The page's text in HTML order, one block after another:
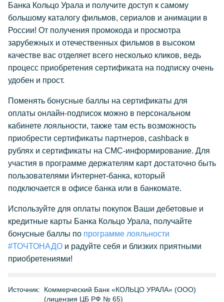
Банка Кольцо Урала и получите доступ к самому
большому каталогу фильмов, сериалов и анимации в
России! От получения промокода и просмотра
зарубежных и отечественных фильмов в высоком
качестве вас отделяет всего несколько кликов, ведь
процесс приобретения сертификата на подписку очень
удобен и прост.
Поменять бонусные баллы на сертификаты для
оплаты онлайн-подписок можно в персональном
кабинете лояльности, также там есть возможность
приобрести сертификаты партнеров, cashback в
рублях и сертификаты на СМС-информирование. Для
участия в программе держателям карт достаточно быть
пользователями Интернет-банка, который
подключается в офисе банка или в банкомате.
Используйте для оплаты покупок Ваши дебетовые и
кредитные карты Банка Кольцо Урала, получайте
бонусные баллы по программе лояльности
#ТОЧТОНАДО и радуйте себя и близких приятными
приобретениями!
Источник:
Коммерческий Банк «КОЛЬЦО УРАЛА» (ООО)
(лицензия ЦБ РФ № 65)